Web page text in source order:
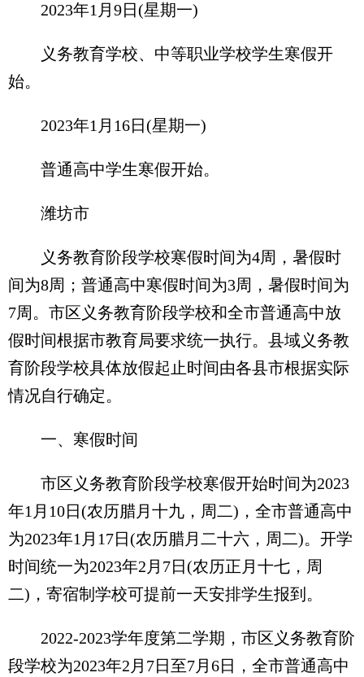
2023年1月9日(星期一)
义务教育学校、中等职业学校学生寒假开
始。
2023年1月16日(星期一)
普通高中学生寒假开始。
潍坊市
义务教育阶段学校寒假时间为4周，暑假时
间为8周；普通高中寒假时间为3周，暑假时间为
7周。市区义务教育阶段学校和全市普通高中放
假时间根据市教育局要求统一执行。县域义务教
育阶段学校具体放假起止时间由各县市根据实际
情况自行确定。
一、寒假时间
市区义务教育阶段学校寒假开始时间为2023
年1月10日(农历腊月十九，周二)，全市普通高中
为2023年1月17日(农历腊月二十六，周二)。开学
时间统一为2023年2月7日(农历正月十七，周
二)，寄宿制学校可提前一天安排学生报到。
2022-2023学年度第二学期，市区义务教育阶
段学校为2023年2月7日至7月6日，全市普通高中